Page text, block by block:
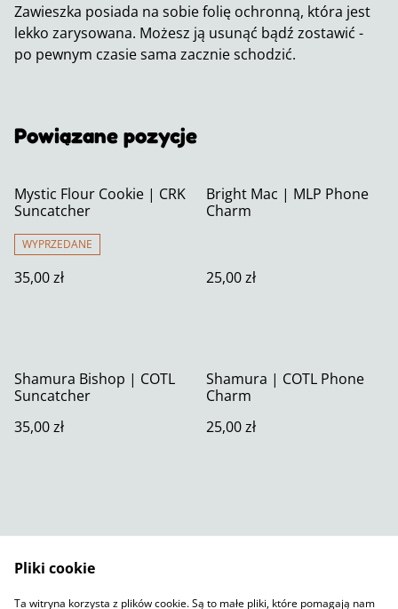
Zawieszka posiada na sobie folię ochronną, która jest
lekko zarysowana. Możesz ją usunąć bądź zostawić -
po pewnym czasie sama zacznie schodzić.
Powiązane pozycje
Mystic Flour Cookie | CRK
Suncatcher
WYPRZEDANE
35,00 zł
Bright Mac | MLP Phone
Charm
25,00 zł
Shamura Bishop | COTL
Suncatcher
35,00 zł
Shamura | COTL Phone
Charm
25,00 zł
Pliki cookie
Ta witryna korzysta z plików cookie. Są to małe pliki, które pomagają nam